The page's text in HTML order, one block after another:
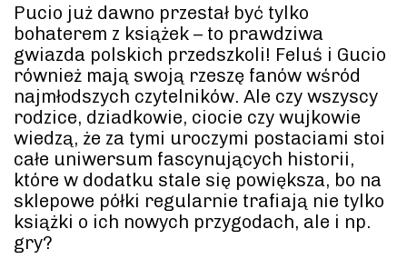
Pucio już dawno przestał być tylko
bohaterem z książek – to prawdziwa
gwiazda polskich przedszkoli! Feluś i Gucio
również mają swoją rzeszę fanów wśród
najmłodszych czytelników. Ale czy wszyscy
rodzice, dziadkowie, ciocie czy wujkowie
wiedzą, że za tymi uroczymi postaciami stoi
całe uniwersum fascynujących historii,
które w dodatku stale się powiększa, bo na
sklepowe półki regularnie trafiają nie tylko
książki o ich nowych przygodach, ale i np.
gry?